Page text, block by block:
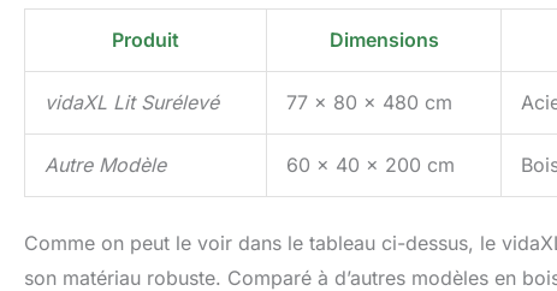
Produit Dimensions
vidaXL Lit Surélevé 77 x 80 x 480 cm
Autre Modèle 60 x 40 x 200 cm
Comme on peut le voir dans le tableau ci-dessus, le
son matériau robuste. Comparé à d’autres modèles en